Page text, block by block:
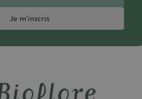
Je m'inscris